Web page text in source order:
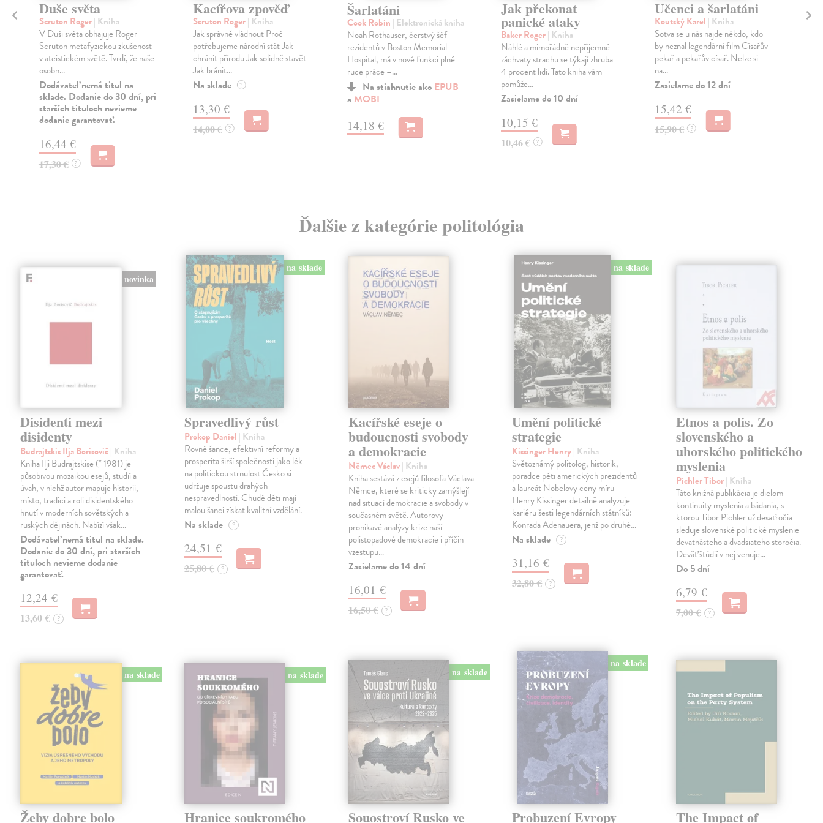
Duše světa
Scruton Roger| Kniha
V Duši světa obhajuje Roger
Scruton metafyzickou zkušenost
v ateistickém světě. Tvrdí, že naše
osobn...
Dodávateľ nemá titul na
sklade. Dodanie do 30 dní, pri
starších tituloch nevieme
dodanie garantovať.
16,44 €
17,30 € ?
Kacířova zpověď
Scruton Roger| Kniha
Jak správně vládnout Proč
potřebujeme národní stát Jak
chránit přírodu Jak solidně stavět
Jak bránit...
Na sklade ?
13,30 €
14,00 € ?
Šarlatáni
Cook Robin | Elektronická kniha
Noah Rothauser, čerstvý šéf
rezidentů v Boston Memorial
Hospital, má v nové funkci plné
ruce práce –...
Na stiahnutie ako EPUB
a MOBI
14,18 €
Jak překonat
panické ataky
Baker Roger| Kniha
Náhlé a mimořádně nepříjemné
záchvaty strachu se týkají zhruba
4 procent lidí. Tato kniha vám
pomůže...
Zasielame do 10 dní
10,15 €
10,46 € ?
Učenci a šarlatáni
Koutský Karel | Kniha
Sotva se u nás najde někdo, kdo
by neznal legendární film Císařův
pekař a pekařův císař. Nelze si
na...
Zasielame do 12 dní
15,42 €
15,90 € ?
Ďalšie z kategórie politológia
novinka
Disidenti mezi
disidenty
Budrajtskis Ilja Borisovič| Kniha
Kniha Ilji Budrajtskise (* 1981) je
působivou mozaikou esejů, studií a
úvah, v nichž autor mapuje historii,
místo, tradici a roli disidentského
hnutí v moderních sovětských a
ruských dějinách. Nabízí však…
Dodávateľ nemá titul na sklade.
Dodanie do 30 dní, pri starších
tituloch nevieme dodanie
garantovať.
12,24 €
13,60 € ?
na sklade
Spravedlivý růst
Prokop Daniel | Kniha
Rovné šance, efektivní reformy a
prosperita širší společnosti jako lék
na politickou strnulost Česko si
udržuje spoustu drahých
nespravedlností. Chudé děti mají
malou šanci získat kvalitní vzdělání.
Na sklade ?
24,51 €
25,80 € ?
Kacířské eseje o
budoucnosti svobody
a demokracie
Němec Václav| Kniha
Kniha sestává z esejů filosofa Václava
Němce, které se kriticky zamýšlejí
nad situací demokracie a svobody v
současném světě. Autorovy
pronikavé analýzy krize naší
polistopadové demokracie i příčin
vzestupu…
Zasielame do 14 dní
16,01 €
16,50 € ?
na sklade
Umění politické
strategie
Kissinger Henry| Kniha
Světoznámý politolog, historik,
poradce pěti amerických prezidentů
a laureát Nobelovy ceny míru
Henry Kissinger detailně analyzuje
kariéru šesti legendárních státníků:
Konrada Adenauera, jenž po druhé…
Na sklade ?
31,16 €
32,80 € ?
Etnos a polis. Zo
slovenského a
uhorského politického
myslenia
Pichler Tibor| Kniha
Táto knižná publikácia je dielom
kontinuity myslenia a bádania, s
ktorou Tibor Pichler už desaťročia
sleduje slovenské politické myslenie
devätnásteho a dvadsiateho storočia.
Deväť štúdií v nej venuje…
Do 5 dní
6,79 €
7,00 € ?
na sklade
Žeby dobre bolo
na sklade
Hranice soukromého
na sklade
Souostroví Rusko ve
na sklade
Probuzení Evropy The Impact of